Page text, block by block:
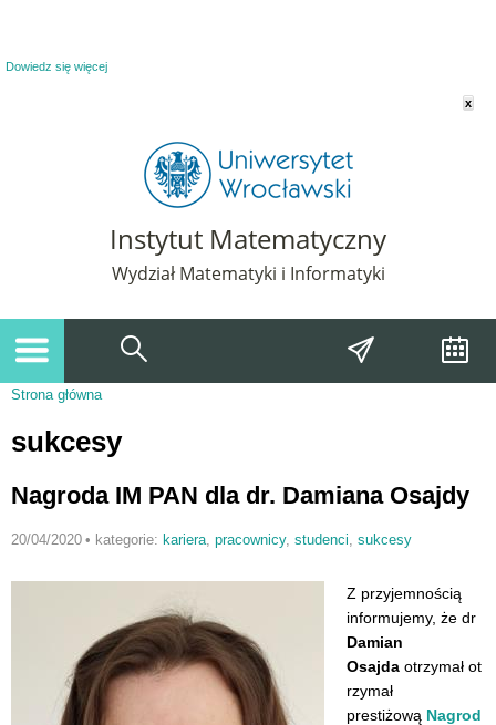
Dowiedz się więcej
x
Instytut Matematyczny
Wydział Matematyki i Informatyki
Strona główna
sukcesy
Nagroda IM PAN dla dr. Damiana Osajdy
20/04/2020 • kategorie: kariera, pracownicy, studenci, sukcesy
Z przyjemnością
informujemy, że dr
Damian
Osajda otrzymał ot
rzymał
prestiżową Nagrod